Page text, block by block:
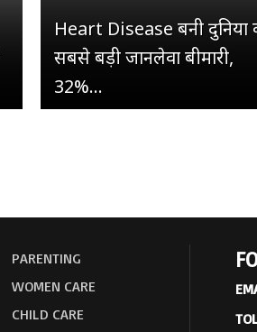
Heart Disease बनी दुनिया
सबसे बड़ी जानलेवा बीमारी,
32%...
PARENTING
WOMEN CARE
CHILD CARE